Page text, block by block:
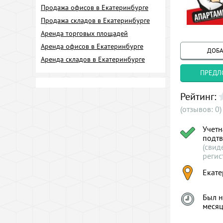
Продажа офисов в Екатеринбурге
Продажа складов в Екатеринбурге
Аренда торговых площадей
Аренда офисов в Екатеринбурге
Аренда складов в Екатеринбурге
Рейтинг:
(отзывов: 0)
Был